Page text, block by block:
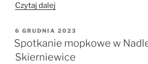
Czytaj dalej
w
kolonii
nocka
OPUBLIKOWANE
W
6 GRUDNIA 2023
Spotkanie mopkowe w
Skierniewice